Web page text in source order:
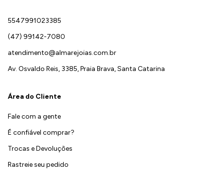
5547991023385
(47) 99142-7080
atendimento@almarejoias.com.br
Av. Osvaldo Reis, 3385, Praia Brava, Santa Catarina
Área do Cliente
Fale com a gente
É confiável comprar?
Trocas e Devoluções
Rastreie seu pedido